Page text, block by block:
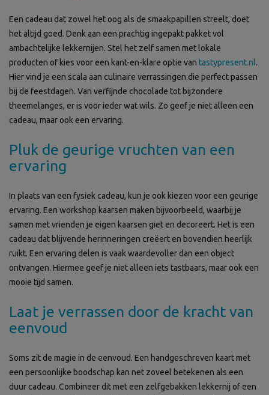
Een cadeau dat zowel het oog als de smaakpapillen streelt, doet
het altijd goed. Denk aan een prachtig ingepakt pakket vol
ambachtelijke lekkernijen. Stel het zelf samen met lokale
producten of kies voor een kant-en-klare optie van tastypresent.nl.
Hier vind je een scala aan culinaire verrassingen die perfect passen
bij de feestdagen. Van verfijnde chocolade tot bijzondere
theemelanges, er is voor ieder wat wils. Zo geef je niet alleen een
cadeau, maar ook een ervaring.
Pluk de geurige vruchten van een
ervaring
In plaats van een fysiek cadeau, kun je ook kiezen voor een geurige
ervaring. Een workshop kaarsen maken bijvoorbeeld, waarbij je
samen met vrienden je eigen kaarsen giet en decoreert. Het is een
cadeau dat blijvende herinneringen creëert en bovendien heerlijk
ruikt. Een ervaring delen is vaak waardevoller dan een object
ontvangen. Hiermee geef je niet alleen iets tastbaars, maar ook een
mooie tijd samen.
Laat je verrassen door de kracht van
eenvoud
Soms zit de magie in de eenvoud. Een handgeschreven kaart met
een persoonlijke boodschap kan net zoveel betekenen als een
duur cadeau. Combineer dit met een zelfgebakken lekkernij of een